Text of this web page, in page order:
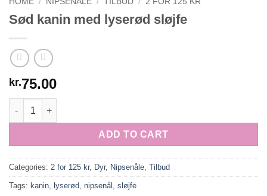
Sød kanin med lyserød sløjfe
kr.75.00
Sød kanin med lyserød sløjfe quantity
ADD TO CART
Categories: 2 for 125 kr, Dyr, Nipsenåle, Tilbud
Tags: kanin, lyserød, nipsenål , sløjfe